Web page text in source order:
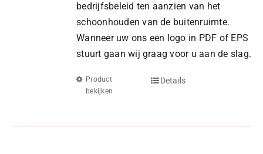
bedrijfsbeleid ten aanzien van het
schoonhouden van de buitenruimte.
Wanneer uw ons een logo in PDF of EPS
stuurt gaan wij graag voor u aan de slag.
Product
bekijken
Details